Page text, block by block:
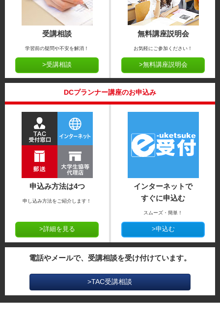
受講相談
学習前の疑問や不安を解消！
>受講相談
無料講座説明会
お気軽にご参加ください！
>無料講座説明会
DCプランナー講座のお申込み
申込み方法は4つ
申し込み方法をご紹介します！
>詳細を見る
インターネットで
すぐに申込む
スムーズ・簡単！
>申込む
電話やメールで、受講相談を受け付けています。
>TAC受講相談